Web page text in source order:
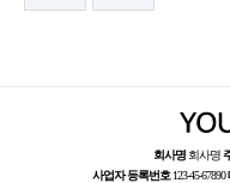
회사명회사명
사업자 등록번호123-45-67890